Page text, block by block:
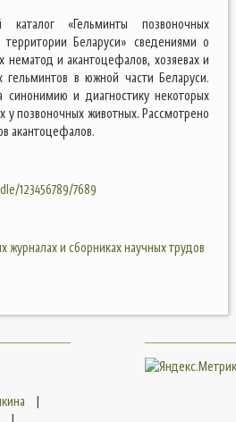
каталог «Гельминты позвоночных
Беларуси» сведениями о
нематод и акантоцефалов, хозяевах и
гельминтов в южной части Беларуси.
и диагностику некоторых
у позвоночных животных. Рассмотрено
акантоцефалов.
123456789/7689
журналах и сборниках научных трудов
|